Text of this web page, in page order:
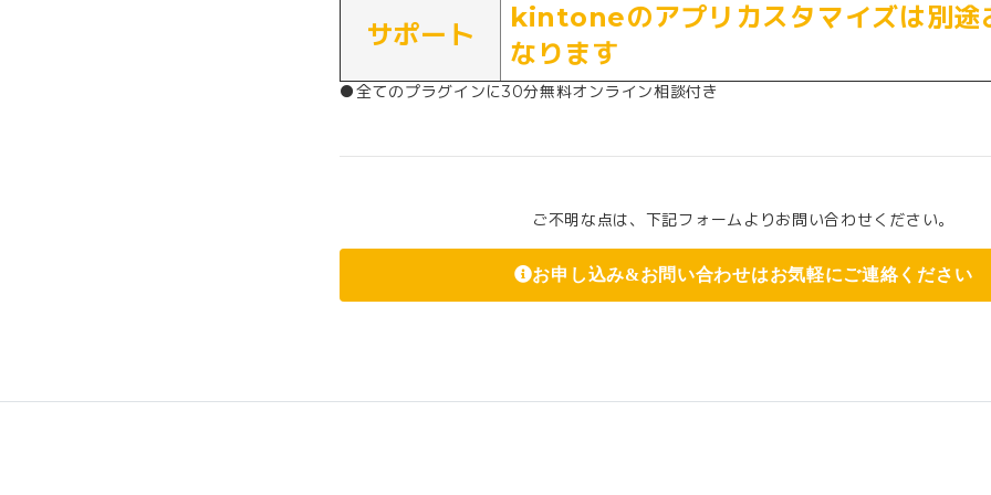
サポート
kintoneのアプリカスタマイズは別途
なります
●全てのプラグインに30分無料オンライン相談付き
ご不明な点は、下記フォームよりお問い合わせください。
お申し込み&お問い合わせはお気軽にご連絡ください